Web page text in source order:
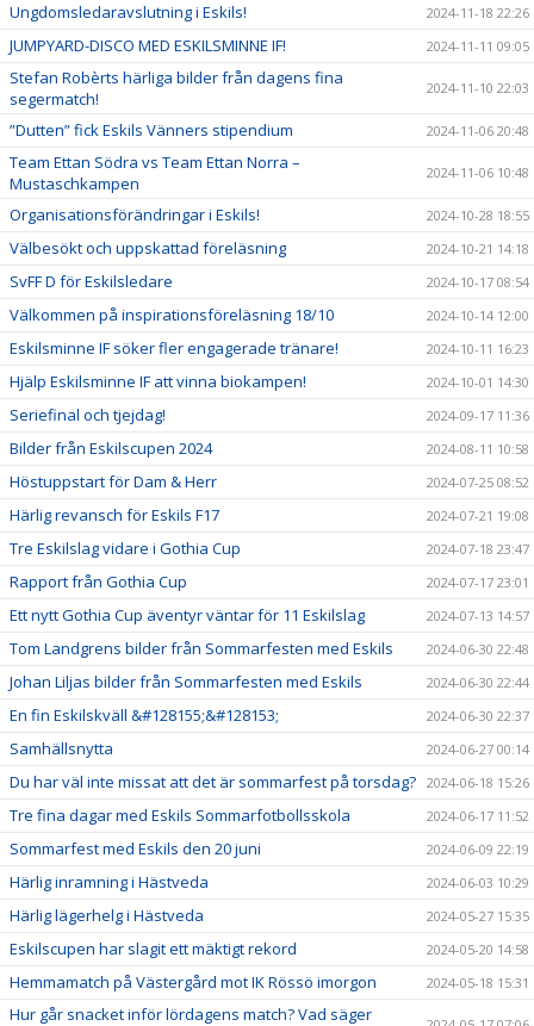
Ungdomsledaravslutning i Eskils! 2024-11-18 22:26
JUMPYARD-DISCO MED ESKILSMINNE IF! 2024-11-11 09:05
Stefan Robèrts härliga bilder från dagens fina
segermatch!
2024-11-10 22:03
”Dutten” fick Eskils Vänners stipendium 2024-11-06 20:48
Team Ettan Södra vs Team Ettan Norra –
Mustaschkampen
2024-11-06 10:48
Organisationsförändringar i Eskils! 2024-10-28 18:55
Välbesökt och uppskattad föreläsning 2024-10-21 14:18
SvFF D för Eskilsledare 2024-10-17 08:54
Välkommen på inspirationsföreläsning 18/10 2024-10-14 12:00
Eskilsminne IF söker fler engagerade tränare! 2024-10-11 16:23
Hjälp Eskilsminne IF att vinna biokampen! 2024-10-01 14:30
Seriefinal och tjejdag! 2024-09-17 11:36
Bilder från Eskilscupen 2024 2024-08-11 10:58
Höstuppstart för Dam & Herr 2024-07-25 08:52
Härlig revansch för Eskils F17 2024-07-21 19:08
Tre Eskilslag vidare i Gothia Cup 2024-07-18 23:47
Rapport från Gothia Cup 2024-07-17 23:01
Ett nytt Gothia Cup äventyr väntar för 11 Eskilslag 2024-07-13 14:57
Tom Landgrens bilder från Sommarfesten med Eskils 2024-06-30 22:48
Johan Liljas bilder från Sommarfesten med Eskils 2024-06-30 22:44
En fin Eskilskväll &#128155;&#128153; 2024-06-30 22:37
Samhällsnytta 2024-06-27 00:14
Du har väl inte missat att det är sommarfest på torsdag? 2024-06-18 15:26
Tre fina dagar med Eskils Sommarfotbollsskola 2024-06-17 11:52
Sommarfest med Eskils den 20 juni 2024-06-09 22:19
Härlig inramning i Hästveda 2024-06-03 10:29
Härlig lägerhelg i Hästveda 2024-05-27 15:35
Eskilscupen har slagit ett mäktigt rekord 2024-05-20 14:58
Hemmamatch på Västergård mot IK Rössö imorgon 2024-05-18 15:31
Hur går snacket inför lördagens match? Vad säger